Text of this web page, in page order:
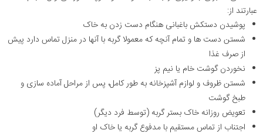
عبارتند از:
پوشیدن دستکش باغبانی هنگام دست زدن به خاک
شستن دست ها و تمام آنچه که معمولا گربه با آنها در منزل تماس دارد پیش
از صرف غذا
نخوردن گوشت خام یا نیم پز
شستن ظروف و لوازم آشپزخانه به طور کامل، پس از مراحل آماده سازی و
طبخ گوشت
تعویض روزانه خاک بستر گربه (توسط فرد دیگر)
اجتناب از تماس مستقیم با مدفوع گربه یا خاک او